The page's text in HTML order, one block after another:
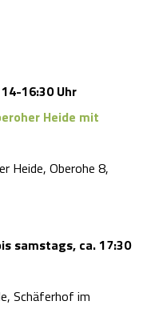
16:30 Uhr
Heide mit
Heide, Oberohe 8,
samstags, ca. 17:30
Schäferhof im